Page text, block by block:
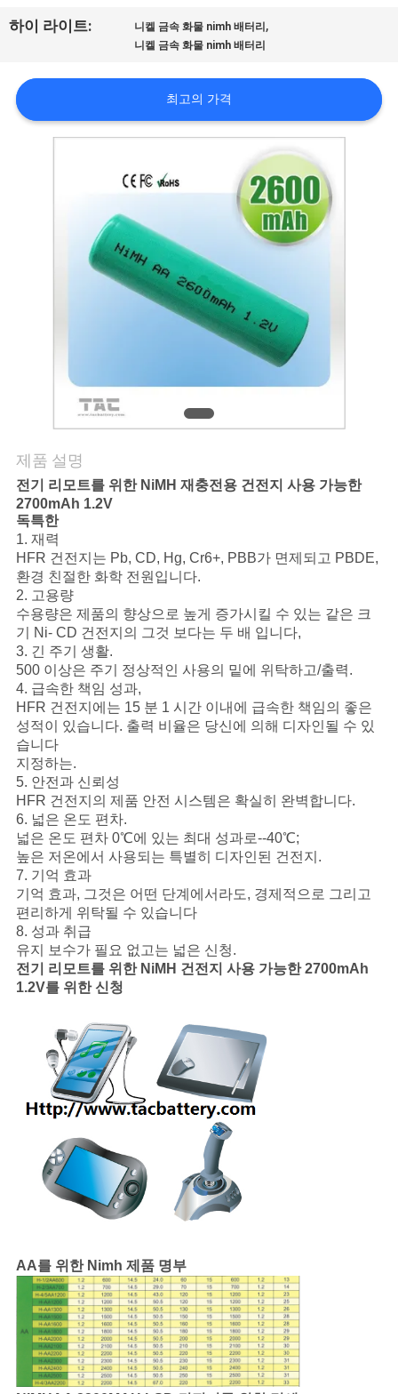
견
품
소
식
케
이
스
조
회
를
요
청
하
다
사
PRIVACY
POLICY
하이 라이트: 니켈 금속 화물 nimh 배터리 ,
니켈 금속 화물 nimh 배터리
최고의 가격
제품 설명
전기 리모트를 위한 NiMH 재충전용 건전지 사용 가능한
2700mAh 1.2V
독특한
1. 재력
HFR 건전지는 Pb, CD, Hg, Cr6+, PBB가 면제되고 PBDE,
환경 친절한 화학 전원입니다.
2. 고용량
수용량은 제품의 향상으로 높게 증가시킬 수 있는 같은 크
기 Ni- CD 건전지의 그것 보다는 두 배 입니다,
3. 긴 주기 생활.
500 이상은 주기 정상적인 사용의 밑에 위탁하고/출력.
4. 급속한 책임 성과,
HFR 건전지에는 15 분 1 시간 이내에 급속한 책임의 좋은
성적이 있습니다. 출력 비율은 당신에 의해 디자인될 수 있
습니다
지정하는.
5. 안전과 신뢰성
HFR 건전지의 제품 안전 시스템은 확실히 완벽합니다.
6. 넓은 온도 편차.
넓은 온도 편차 0℃에 있는 최대 성과로--40℃;
높은 저온에서 사용되는 특별히 디자인된 건전지.
7. 기억 효과
기억 효과, 그것은 어떤 단계에서라도, 경제적으로 그리고
편리하게 위탁될 수 있습니다
8. 성과 취급
유지 보수가 필요 없고는 넓은 신청.
전기 리모트를 위한 NiMH 건전지 사용 가능한 2700mAh
1.2V를 위한 신청
AA를 위한 Nimh 제품 명부